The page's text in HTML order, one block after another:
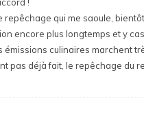
repêchage qui me saoule,
encore plus longtemps et y
émissions culinaires marchent
pas déjà fait, le repêchage du